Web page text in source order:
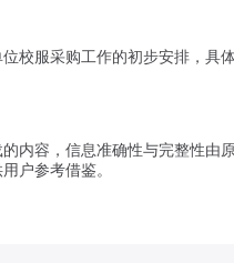
校服采购工作的初步安排，具
内容，信息准确性与完整性由
户参考借鉴。